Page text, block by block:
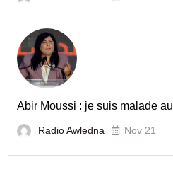
Abir Moussi : je suis malade au
Radio Awledna Nov 21